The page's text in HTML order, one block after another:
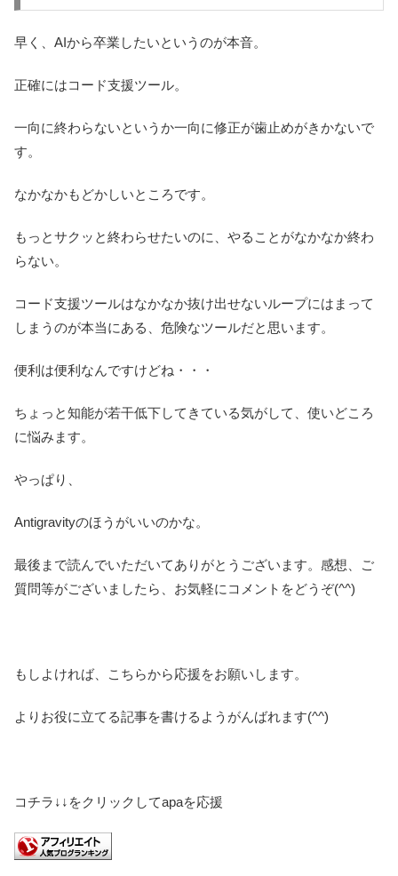
早く、AIから卒業したいというのが本音。
正確にはコード支援ツール。
一向に終わらないというか一向に修正が歯止めがきかないで
す。
なかなかもどかしいところです。
もっとサクッと終わらせたいのに、やることがなかなか終わ
らない。
コード支援ツールはなかなか抜け出せないループにはまって
しまうのが本当にある、危険なツールだと思います。
便利は便利なんですけどね・・・
ちょっと知能が若干低下してきている気がして、使いどころ
に悩みます。
やっぱり、
Antigravityのほうがいいのかな。
最後まで読んでいただいてありがとうございます。感想、ご
質問等がございましたら、お気軽にコメントをどうぞ(^^)
もしよければ、こちらから応援をお願いします。
よりお役に立てる記事を書けるようがんばれます(^^)
コチラ↓↓をクリックしてapaを応援